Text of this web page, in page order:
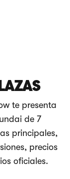
te presenta
de 7
principales,
precios
oficiales.